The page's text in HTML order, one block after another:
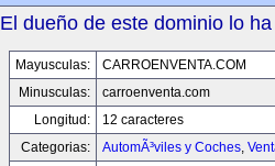
El dueño de este dominio lo
Mayusculas:
CARROENVENTA.COM
Minusculas:
carroenventa.com
Longitud:
12 caracteres
Categorias:
AutomÃ³viles y Coches,